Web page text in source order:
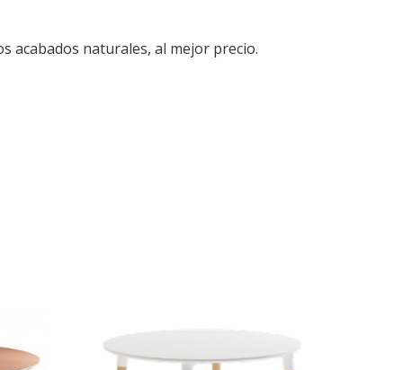
acabados naturales, al mejor precio.